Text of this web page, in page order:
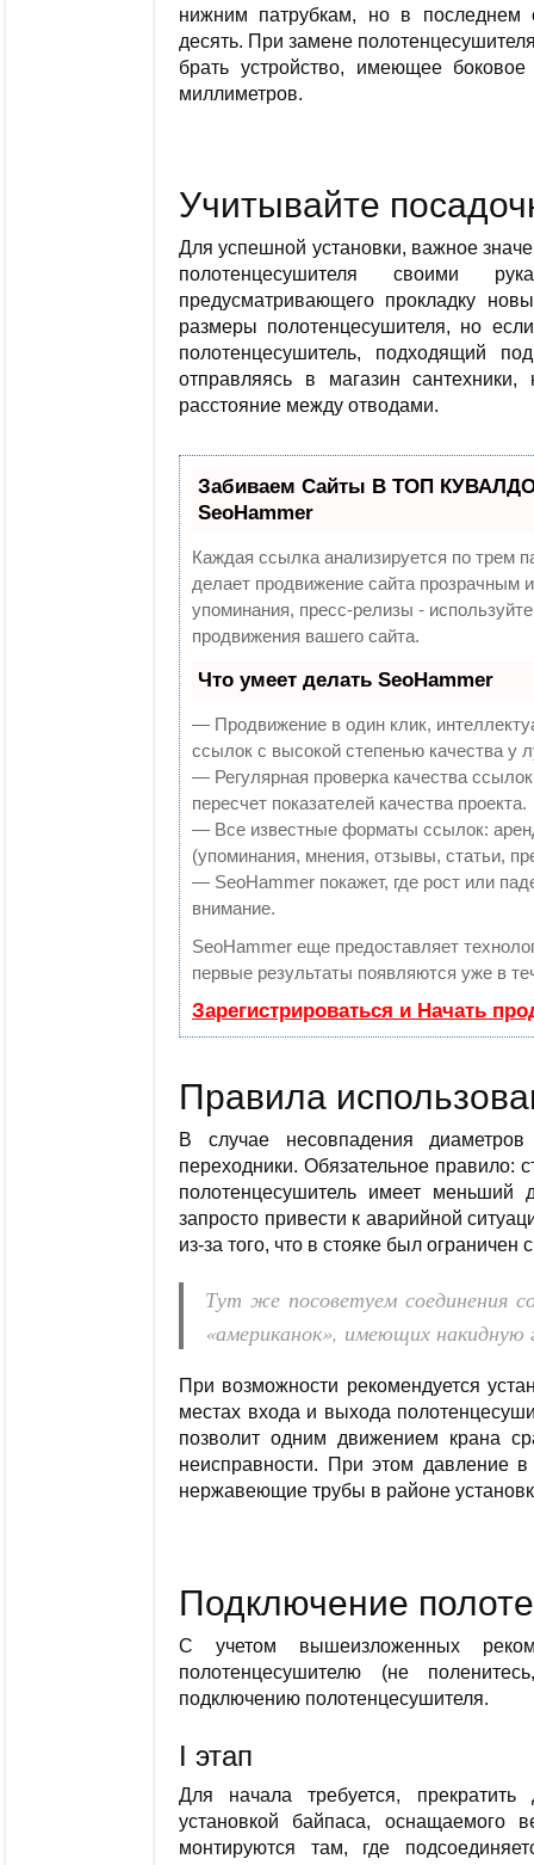
нижним патрубкам, но в последнем
десять. При замене
брать устройство, имеющее
миллиметров.
Учитывайте
Для успешной установки, важное
полотенцесушителя своими
предусматривающего прокладку
размеры полотенцесушителя, но
полотенцесушитель, подходящий
отправляясь в магазин сантехники,
расстояние между отводами.
Забиваем Сайты В ТОП
SeoHammer
Каждая ссылка анализируется по трем
делает продвижение сайта прозрачным
упоминания, пресс-релизы -
продвижения вашего сайта.
Что умеет делать SeoHammer
— Продвижение в один клик,
ссылок с высокой степенью качества у
— Регулярная проверка качества
пересчет показателей качества проекта.
— Все известные форматы ссылок:
(упоминания, мнения, отзывы, статьи,
— SeoHammer покажет, где рост или
внимание.
SeoHammer еще предоставляет
первые результаты появляются уже в
Зарегистрироваться и Начать
Правила
В случае несовпадения
переходники. Обязательное правило:
полотенцесушитель имеет
запросто привести к аварийной
из-за того, что в стояке был ограничен
Тут же посоветуем соединения
«американок», имеющих накидную
При возможности рекомендуется
местах входа и выхода
позволит одним движением крана
неисправности. При этом давление
нержавеющие трубы в районе
Подключение
С учетом вышеизложенных
полотенцесушителю (не
подключению полотенцесушителя.
I этап
Для начала требуется,
установкой байпаса, оснащаемого
монтируются там, где